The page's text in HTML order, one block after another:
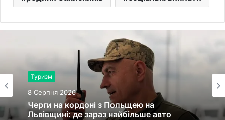
Туризм
8 Серпня 2026
Черги на кордоні з Польщею на
Львівщині: де зараз найбільше авто